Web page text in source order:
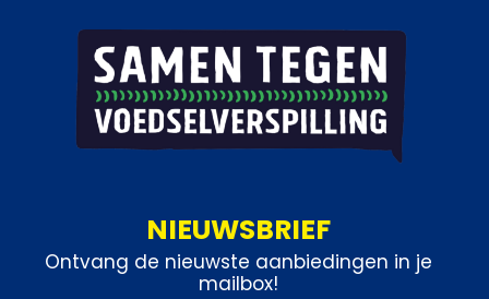
NIEUWSBRIEF
Ontvang de nieuwste aanbiedingen in je
mailbox!